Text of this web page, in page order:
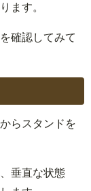
ます。
確認してみて
らスタンドを
垂直な状態